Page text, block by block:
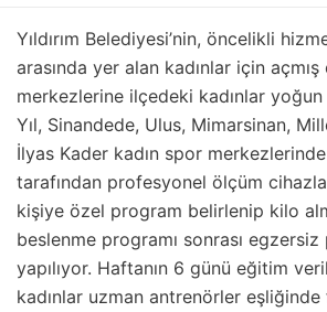
Yıldırım Belediyesi’nin, öncelikli
arasında yer alan kadınlar için
merkezlerine ilçedeki kadınlar
Yıl, Sinandede, Ulus, Mimarsinan,
İlyas Kader kadın spor
tarafından profesyonel ölçüm
kişiye özel program belirlenip kilo
beslenme programı sonrası egzersiz
yapılıyor. Haftanın 6 günü eğitim
kadınlar uzman antrenörler